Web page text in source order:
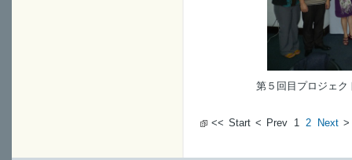
第５回目プロジェク
<< Start < Prev 1 2 Next >